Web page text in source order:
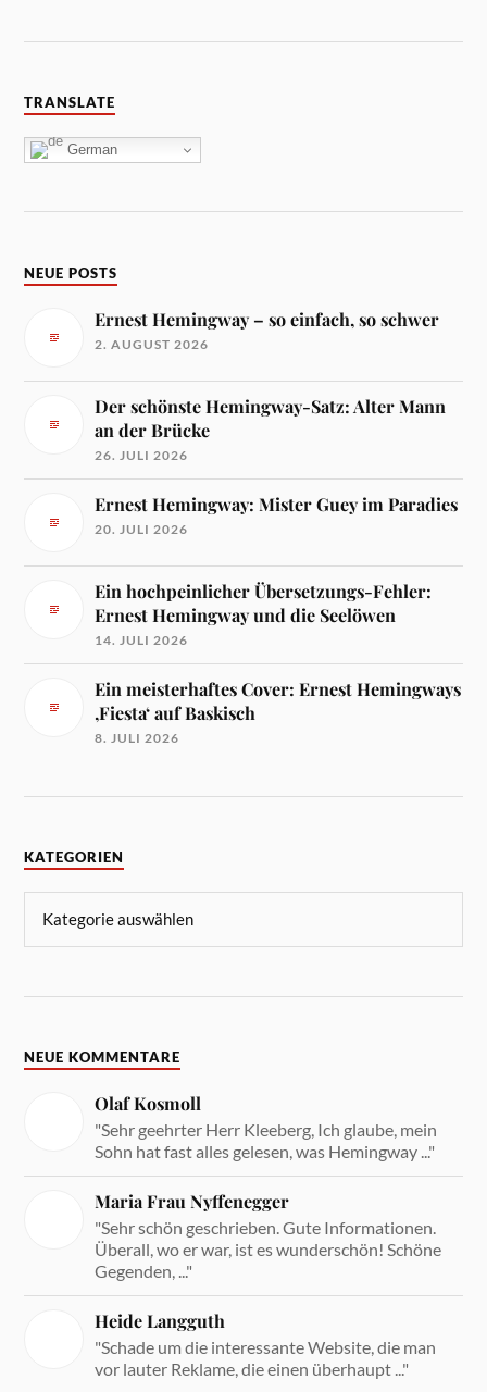
TRANSLATE
German
NEUE POSTS
Ernest Hemingway – so einfach, so schwer
2. AUGUST 2026
Der schönste Hemingway-Satz: Alter Mann
an der Brücke
26. JULI 2026
Ernest Hemingway: Mister Guey im Paradies
20. JULI 2026
Ein hochpeinlicher Übersetzungs-Fehler:
Ernest Hemingway und die Seelöwen
14. JULI 2026
Ein meisterhaftes Cover: Ernest Hemingways
‚Fiesta‘ auf Baskisch
8. JULI 2026
KATEGORIEN
NEUE KOMMENTARE
Olaf Kosmoll
"Sehr geehrter Herr Kleeberg, Ich glaube, mein
Sohn hat fast alles gelesen, was Hemingway ..."
Maria Frau Nyffenegger
"Sehr schön geschrieben. Gute Informationen.
Überall, wo er war, ist es wunderschön! Schöne
Gegenden, ..."
Heide Langguth
"Schade um die interessante Website, die man
vor lauter Reklame, die einen überhaupt ..."